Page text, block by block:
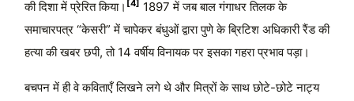
की दिशा में प्रेरित किया। [4] 1897 में जब बाल गंगाधर तिलक के
समाचारपत्र “केसरी” में चापेकर बंधुओं द्वारा पुणे के ब्रिटिश अधिकारी रैंड की
हत्या की खबर छपी, तो 14 वर्षीय विनायक पर इसका गहरा प्रभाव पड़ा।
बचपन में ही वे कविताएँ लिखने लगे थे और मित्रों के साथ छोटे-छोटे नाट्य